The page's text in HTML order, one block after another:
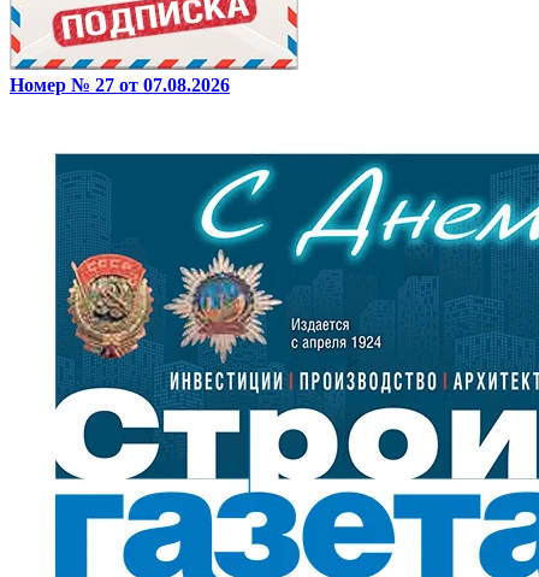
Номер № 27 от 07.08.2026